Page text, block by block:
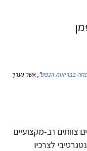
בבריאות הנפש", אשר נערך
צוותים רב-מקצועיים
לצרכיו